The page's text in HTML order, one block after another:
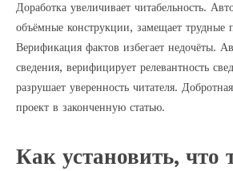
Доработка увеличивает читабельность.
объёмные конструкции, замещает трудные
Верификация фактов избегает недочёты.
сведения, верифицирует релевантность
разрушает уверенность читателя.
проект в законченную статью.
Как установить, что